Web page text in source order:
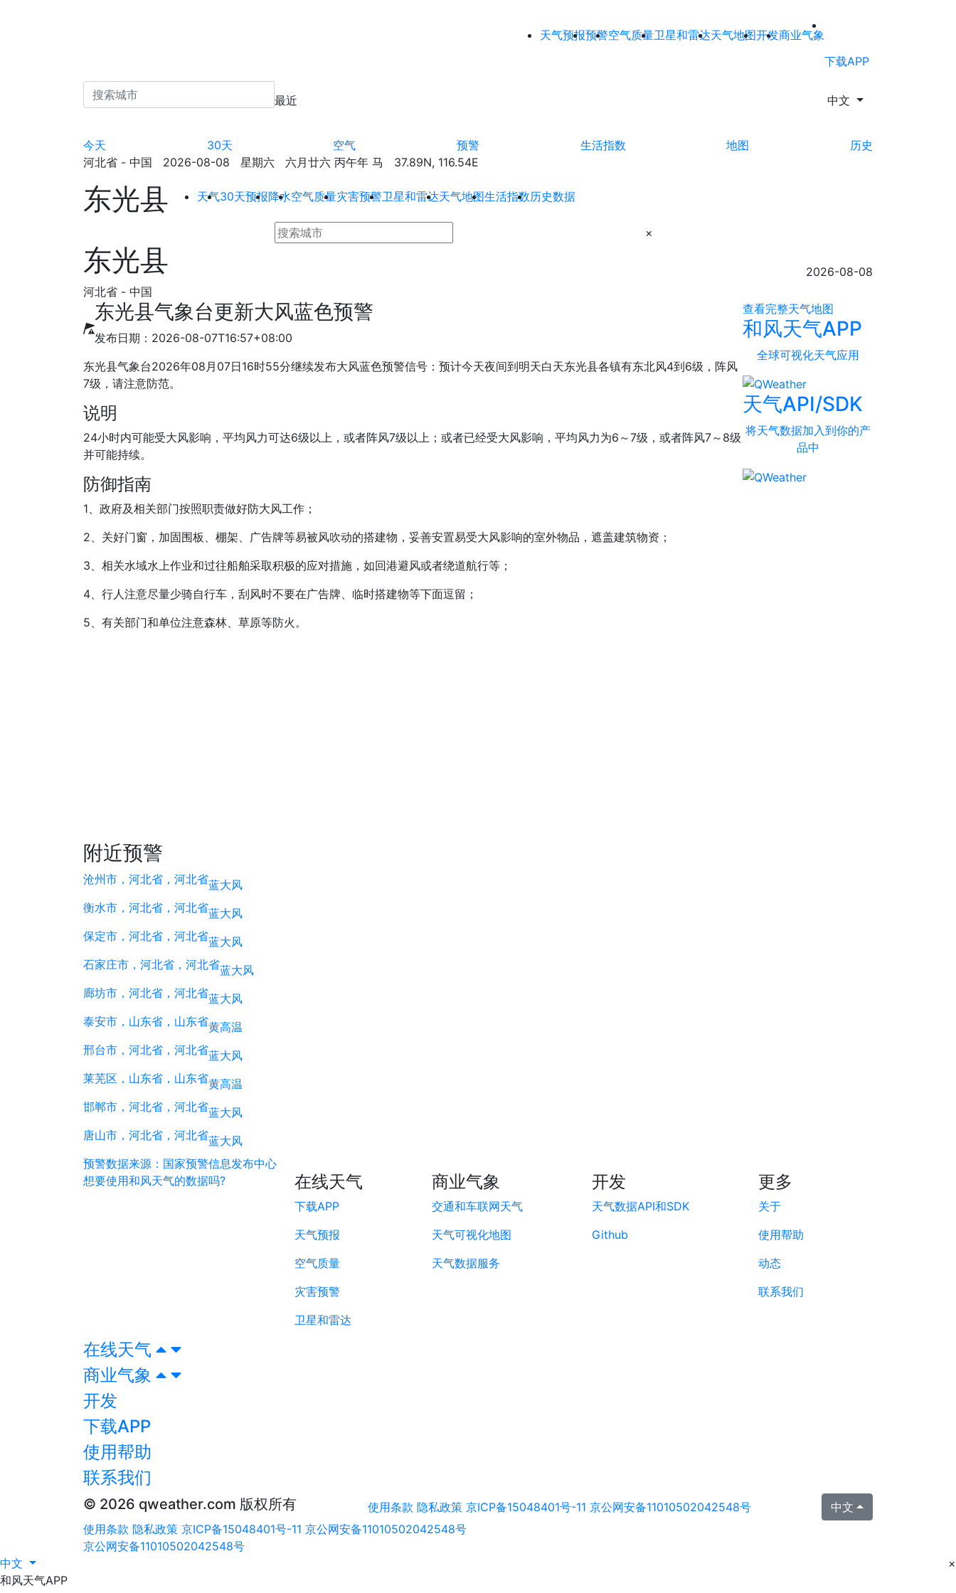
天气预报预警空气质量卫星和雷达天气地图开发商业气象
下载APP
最近 中文
今天 30天 空气 预警 生活指数 地图
历史
河北省 - 中国 2026-08-08 星期六 六月廿六 丙午年 马 37.89N, 116.54E
东光县 天气30天预报降水空气质量灾害预警卫星和雷达天气地图生活指数历史数据
×
东光县
河北省 - 中国
2026-08-08
东光县气象台更新大风蓝色预警
发布日期：2026-08-07T16:57+08:00
东光县气象台2026年08月07日16时55分继续发布大风蓝色预警信号：预计今天夜间到明天白天东光县各镇有东北风4到6级，阵风
7级，请注意防范。
说明
24小时内可能受大风影响，平均风力可达6级以上，或者阵风7级以上；或者已经受大风影响，平均风力为6～7级，或者阵风7～8级
并可能持续。
防御指南
1、政府及相关部门按照职责做好防大风工作；
2、关好门窗，加固围板、棚架、广告牌等易被风吹动的搭建物，妥善安置易受大风影响的室外物品，遮盖建筑物资；
3、相关水域水上作业和过往船舶采取积极的应对措施，如回港避风或者绕道航行等；
4、行人注意尽量少骑自行车，刮风时不要在广告牌、临时搭建物等下面逗留；
5、有关部门和单位注意森林、草原等防火。
附近预警
沧州市，河北省，河北省蓝大风
衡水市，河北省，河北省蓝大风
保定市，河北省，河北省蓝大风
石家庄市，河北省，河北省蓝大风
廊坊市，河北省，河北省蓝大风
泰安市，山东省，山东省黄高温
邢台市，河北省，河北省蓝大风
莱芜区，山东省，山东省黄高温
邯郸市，河北省，河北省蓝大风
唐山市，河北省，河北省蓝大风
查看完整天气地图
和风天气APP
全球可视化天气应用
天气API/SDK
将天气数据加入到你的产
品中
预警数据来源：国家预警信息发布中心
想要使用和风天气的数据吗?
在线天气
下载APP
天气预报
空气质量
灾害预警
卫星和雷达
商业气象
交通和车联网天气
天气可视化地图
天气数据服务
开发
天气数据API和SDK
Github
更多
关于
使用帮助
动态
联系我们
在线天气
商业气象
开发
下载APP
使用帮助
联系我们
© 2026 qweather.com 版权所有 使用条款 隐私政策 京ICP备15048401号-11 京公网安备11010502042548号
中文
使用条款 隐私政策 京ICP备15048401号-11 京公网安备11010502042548号
京公网安备11010502042548号
中文
×
和风天气APP